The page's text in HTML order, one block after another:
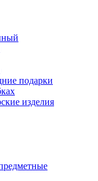
подарки
изделия